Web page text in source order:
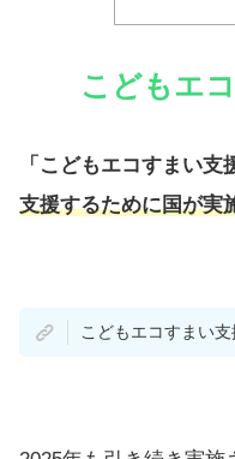
こどもエ
「こどもエコすまい支
支援するために国が実
こどもエコすまい支